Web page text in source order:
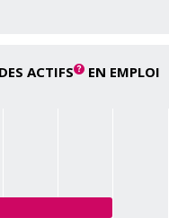
ACTIFS EN EMPLOI